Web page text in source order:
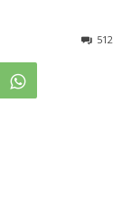
512